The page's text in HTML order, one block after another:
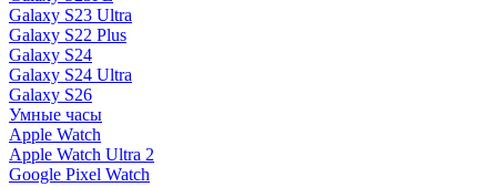
Galaxy S23 Ultra
Galaxy S22 Plus
Galaxy S24
Galaxy S24 Ultra
Galaxy S26
Умные часы
Apple Watch
Apple Watch Ultra 2
Google Pixel Watch